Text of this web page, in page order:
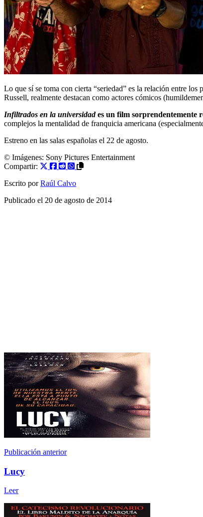
Lo que sí se toma con cierta “seriedad” es la relación entre
Russell, realmente destacan como actores cómicos
Infiltrados en la universidades un film sorprendentemente
complejos la mentalidad de franquicia americana
Estreno en las salas españolas el 22 de agosto.
© Imágenes: Sony Pictures Entertainment
Compartir:
Escrito por Raúl Calvo
Publicado el 20 de agosto de 2014
Publicación anterior
Lucy
Leer